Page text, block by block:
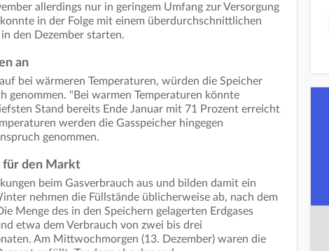
allerdings nur in geringem Umfang zur Versorgung
in der Folge mit einem überdurchschnittlichen
den Dezember starten.
an
bei wärmeren Temperaturen, würden die Speicher
genommen. "Bei warmen Temperaturen könnte
Stand bereits Ende Januar mit 71 Prozent erreicht
werden die Gasspeicher hingegen
genommen.
für den Markt
beim Gasverbrauch aus und bilden damit ein
nehmen die Füllstände üblicherweise ab, nach dem
Menge des in den Speichern gelagerten Erdgases
etwa dem Verbrauch von zwei bis drei
Am Mittwochmorgen (13. Dezember) waren die